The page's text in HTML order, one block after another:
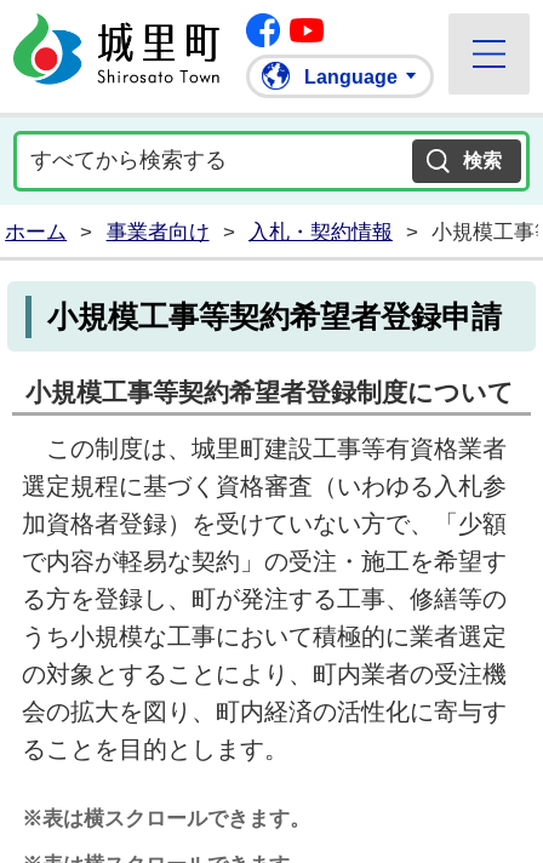
城里町ホームページ
Facebook
Language
ホーム > 事業者向け > 入札・契約情報 > 小規模工事
小規模工事等契約希望者登録申請
小規模工事等契約希望者登録制度について
この制度は、城里町建設工事等有資格業者
選定規程に基づく資格審査（いわゆる入札参
加資格者登録）を受けていない方で、「少額
で内容が軽易な契約」の受注・施工を希望す
る方を登録し、町が発注する工事、修繕等の
うち小規模な工事において積極的に業者選定
の対象とすることにより、町内業者の受注機
会の拡大を図り、町内経済の活性化に寄与す
ることを目的とします。
※表は横スクロールできます。